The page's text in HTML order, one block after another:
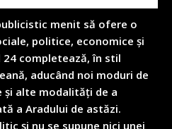
menit să ofere o
politice, economice și
24 completează, în stil
aducând noi moduri de
și alte modalități de a
a Aradului de astăzi.
și nu se supune nici unei